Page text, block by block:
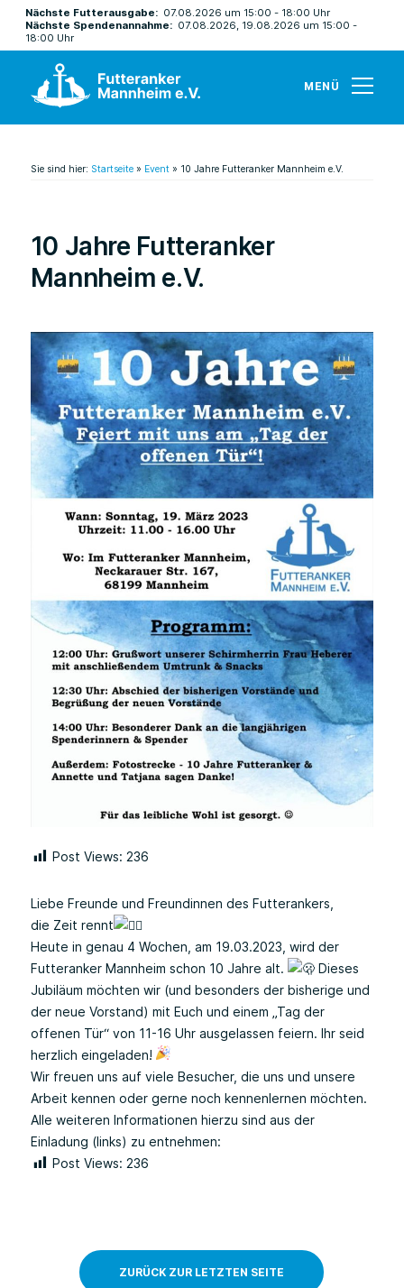
Nächste Futterausgabe: 07.08.2026 um 15:00 - 18:00 Uhr
Nächste Spendenannahme: 07.08.2026, 19.08.2026 um 15:00 -
18:00 Uhr
MENÜ
Sie sind hier: Startseite» Event» 10 Jahre Futteranker Mannheim e.V.
10 Jahre Futteranker
Mannheim e.V.
Post Views: 236
Liebe Freunde und Freundinnen des Futterankers,
die Zeit rennt
Heute in genau 4 Wochen, am 19.03.2023, wird der
Futteranker Mannheim schon 10 Jahre alt.
Dieses
Jubiläum möchten wir (und besonders der bisherige und
der neue Vorstand) mit Euch und einem „Tag der
offenen Tür“ von 11-16 Uhr ausgelassen feiern. Ihr seid
herzlich eingeladen!
Wir freuen uns auf viele Besucher, die uns und unsere
Arbeit kennen oder gerne noch kennenlernen möchten.
Alle weiteren Informationen hierzu sind aus der
Einladung (links) zu entnehmen:
Post Views: 236
ZURÜCK ZUR LETZTEN SEITE